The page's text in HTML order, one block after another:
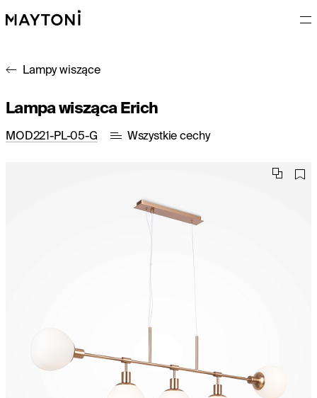
Lampy wiszące
Lampa wisząca Erich
MOD221-PL-05-G Wszystkie cechy